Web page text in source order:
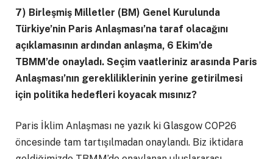
7) Birleşmiş Milletler (BM) Genel Kurulunda
Türkiye’nin Paris Anlaşması’na taraf olacağını
açıklamasının ardından anlaşma, 6 Ekim’de
TBMM’de onayladı. Seçim vaatleriniz arasında Paris
Anlaşması’nın gerekliliklerinin yerine getirilmesi
için politika hedefleri koyacak mısınız?
Paris İklim Anlaşması ne yazık ki Glasgow COP26
öncesinde tam tartışılmadan onaylandı. Biz iktidara